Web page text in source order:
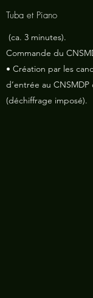
Tuba et Piano
(ca. 3 minutes).
Commande du
• Création par les
d’entrée au CNSMDP
(déchiffrage imposé).